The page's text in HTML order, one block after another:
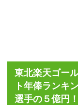
東北楽天ゴー
ト年俸ランキ
選手の５億円！